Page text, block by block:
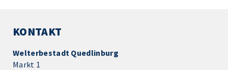
KONTAKT
Welterbestadt Quedlinburg
Markt 1